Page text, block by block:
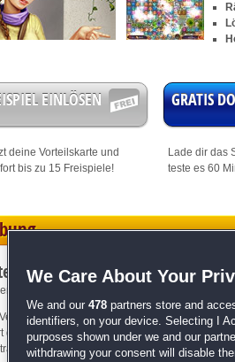
EINLÖSEN
deine Vorteilskarte und
bis zu 15 Freispiele!
GRATIS
Lade dir das
teste es 60
in New York
erstrahlen!
zum Erblühen gebracht, da wartet
dich nach New York, wo deine Gärtnerkünste
Labyrinth-Level und erschaffe ein
We Care About Your
We and our 478 partners store and
identifiers, on your device. Selecting I
purposes shown under we and our
withdrawing your consent will disable